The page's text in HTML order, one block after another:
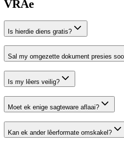
VRAe
Is hierdie diens gratis?
Sal my omgezette dokument presies
Is my lêers veilig?
Moet ek enige sagteware aflaai?
Kan ek ander lêerformate omskakel?